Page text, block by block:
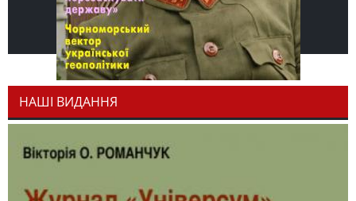
НАШІ ВИДАННЯ